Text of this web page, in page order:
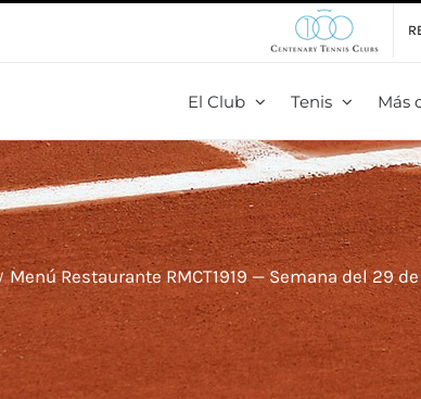
El Club Tenis Más
Menú Restaurante RMCT1919 — Semana del 29